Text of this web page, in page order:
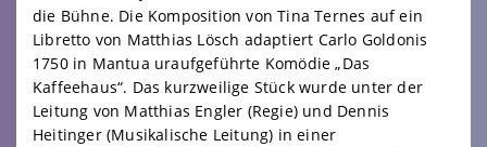
die Bühne. Die Komposition von Tina Ternes auf ein
Libretto von Matthias Lösch adaptiert Carlo Goldonis
1750 in Mantua uraufgeführte Komödie „Das
Kaffeehaus“. Das kurzweilige Stück wurde unter der
Leitung von Matthias Engler (Regie) und Dennis
Heitinger (Musikalische Leitung) in einer